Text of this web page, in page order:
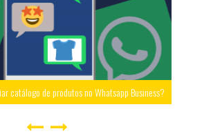
catálogo de produtos no Whatsapp Business?